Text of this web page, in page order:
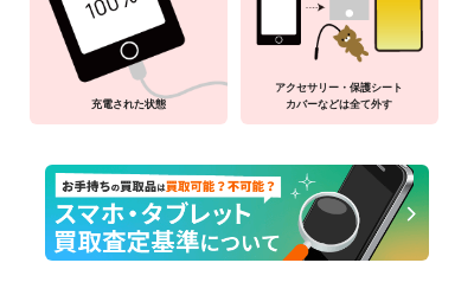
充電された状態
アクセサリー・保護シート
カバーなどは全て外す